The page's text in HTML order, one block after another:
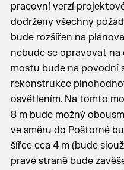
pracovní verzí
dodrženy všechny
bude rozšířen na
nebude se opravovat
mostu bude na povodní
rekonstrukce
osvětlením. Na tomto
8 m bude možný
ve směru do Poštorné
šířce cca 4 m (bude
pravé straně bude